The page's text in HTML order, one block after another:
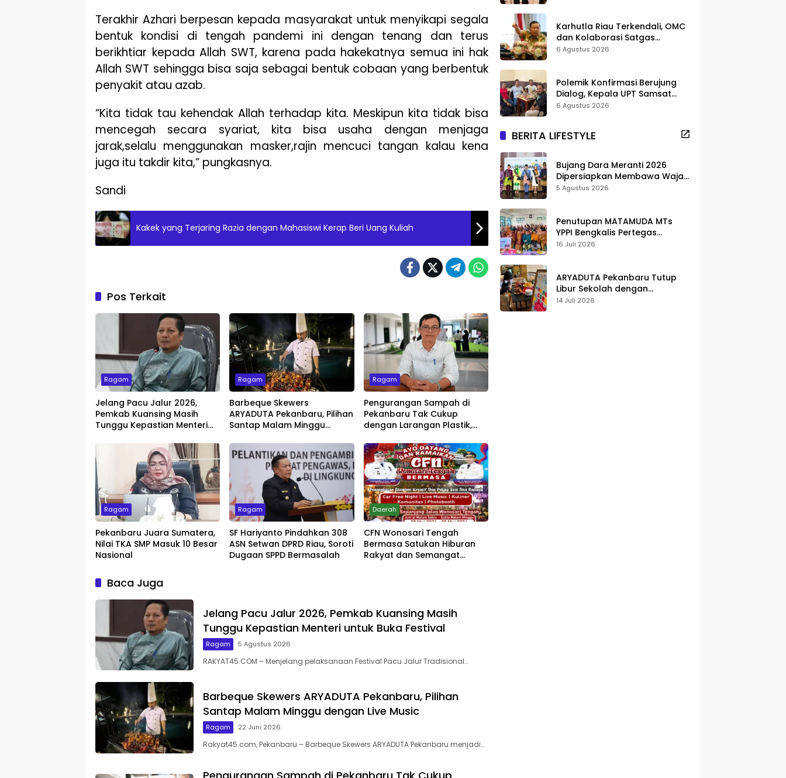
Terakhir Azhari berpesan kepada masyarakat untuk menyikapi segala
bentuk kondisi di tengah pandemi ini dengan tenang dan terus
berikhtiar kepada Allah SWT, karena pada hakekatnya semua ini hak
Allah SWT sehingga bisa saja sebagai bentuk cobaan yang berbentuk
penyakit atau azab.
“Kita tidak tau kehendak Allah terhadap kita. Meskipun kita tidak bisa
mencegah secara syariat, kita bisa usaha dengan menjaga
jarak,selalu menggunakan masker,rajin mencuci tangan kalau kena
juga itu takdir kita,” pungkasnya.
Sandi
Kakek yang Terjaring Razia dengan Mahasiswi Kerap Beri Uang Kuliah
Pos Terkait
Ragam
Jelang Pacu Jalur 2026,
Pemkab Kuansing Masih
Tunggu Kepastian Menteri
Ragam
Barbeque Skewers
ARYADUTA Pekanbaru, Pilihan
Santap Malam Minggu
Ragam
Pengurangan Sampah di
Pekanbaru Tak Cukup
dengan Larangan Plastik,
Penentu
Ragam
Pekanbaru Juara Sumatera,
Nilai TKA SMP Masuk 10 Besar
Nasional
Ragam
SF Hariyanto Pindahkan 308
ASN Setwan DPRD Riau, Soroti
Dugaan SPPD Bermasalah
Daerah
CFN Wonosari Tengah
Bermasa Satukan Hiburan
Rakyat dan Semangat
Baca Juga
Jelang Pacu Jalur 2026, Pemkab Kuansing Masih
Tunggu Kepastian Menteri untuk Buka Festival
Ragam 5 Agustus 2026
RAKYAT45.COM – Menjelang pelaksanaan Festival Pacu Jalur Tradisional…
Barbeque Skewers ARYADUTA Pekanbaru, Pilihan
Santap Malam Minggu dengan Live Music
Ragam 22 Juni 2026
Rakyat45.com, Pekanbaru – Barbeque Skewers ARYADUTA Pekanbaru menjadi…
Karhutla Riau Terkendali, OMC
dan Kolaborasi Satgas
Berhasil Tekan Titik Api
6 Agustus 2026
Polemik Konfirmasi Berujung
Dialog, Kepala UPT Samsat
Bengkalis Minta Maaf
6 Agustus 2026
BERITA LIFESTYLE
Bujang Dara Meranti 2026
Dipersiapkan Membawa Wajah
Daerah ke Publik
5 Agustus 2026
Penutupan MATAMUDA MTs
YPPI Bengkalis Pertegas
Pendidikan Berbasis Adat dan
16 Juli 2026
ARYADUTA Pekanbaru Tutup
Libur Sekolah dengan
Pengalaman Staycation
14 Juli 2026